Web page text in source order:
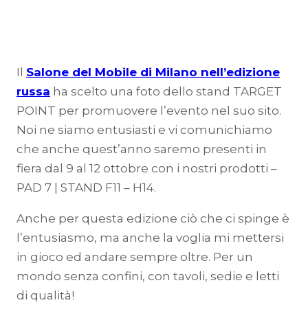
Il Salone del Mobile di Milano nell’edizione
russa ha scelto una foto dello stand TARGET
POINT per promuovere l’evento nel suo sito.
Noi ne siamo entusiasti e vi comunichiamo
che anche quest’anno saremo presenti in
fiera dal 9 al 12 ottobre con i nostri prodotti –
PAD 7 | STAND F11 – H14.
Anche per questa edizione ciò che ci spinge è
l’entusiasmo, ma anche la voglia mi mettersi
in gioco ed andare sempre oltre. Per un
mondo senza confini, con tavoli, sedie e letti
di qualità!